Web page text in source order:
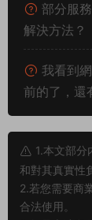
部分服
解決方法？
我看到
前的了，還
1.本文部
和對其真實性
2.若您需要商
合法使用。